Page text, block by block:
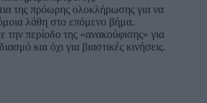
της πρόωρης ολοκλήρωσης για να
λάθη στο επόμενο βήμα.
την περίοδο της «ανακούφισης» για
και όχι για βιαστικές κινήσεις.